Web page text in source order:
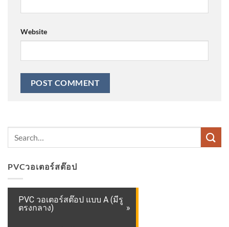
Website
PVCวอเตอร์สต๊อป
PVC วอเตอร์สต๊อป แบบ A (มีรู
ตรงกลาง)